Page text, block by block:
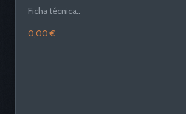
Ficha técnica..
0,00 €